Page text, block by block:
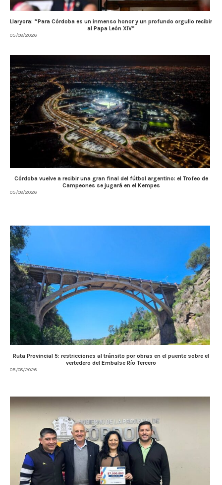
Llaryora: “Para Córdoba es un inmenso honor y un profundo orgullo recibir
al Papa León XIV”
05/08/2026
Córdoba vuelve a recibir una gran final del fútbol argentino: el Trofeo de
Campeones se jugará en el Kempes
05/08/2026
Ruta Provincial 5: restricciones al tránsito por obras en el puente sobre el
vertedero del Embalse Río Tercero
05/08/2026